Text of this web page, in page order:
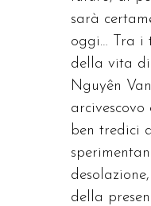
sarà
oggi… Tra i
della vita di
Nguyên
ben tredici
della